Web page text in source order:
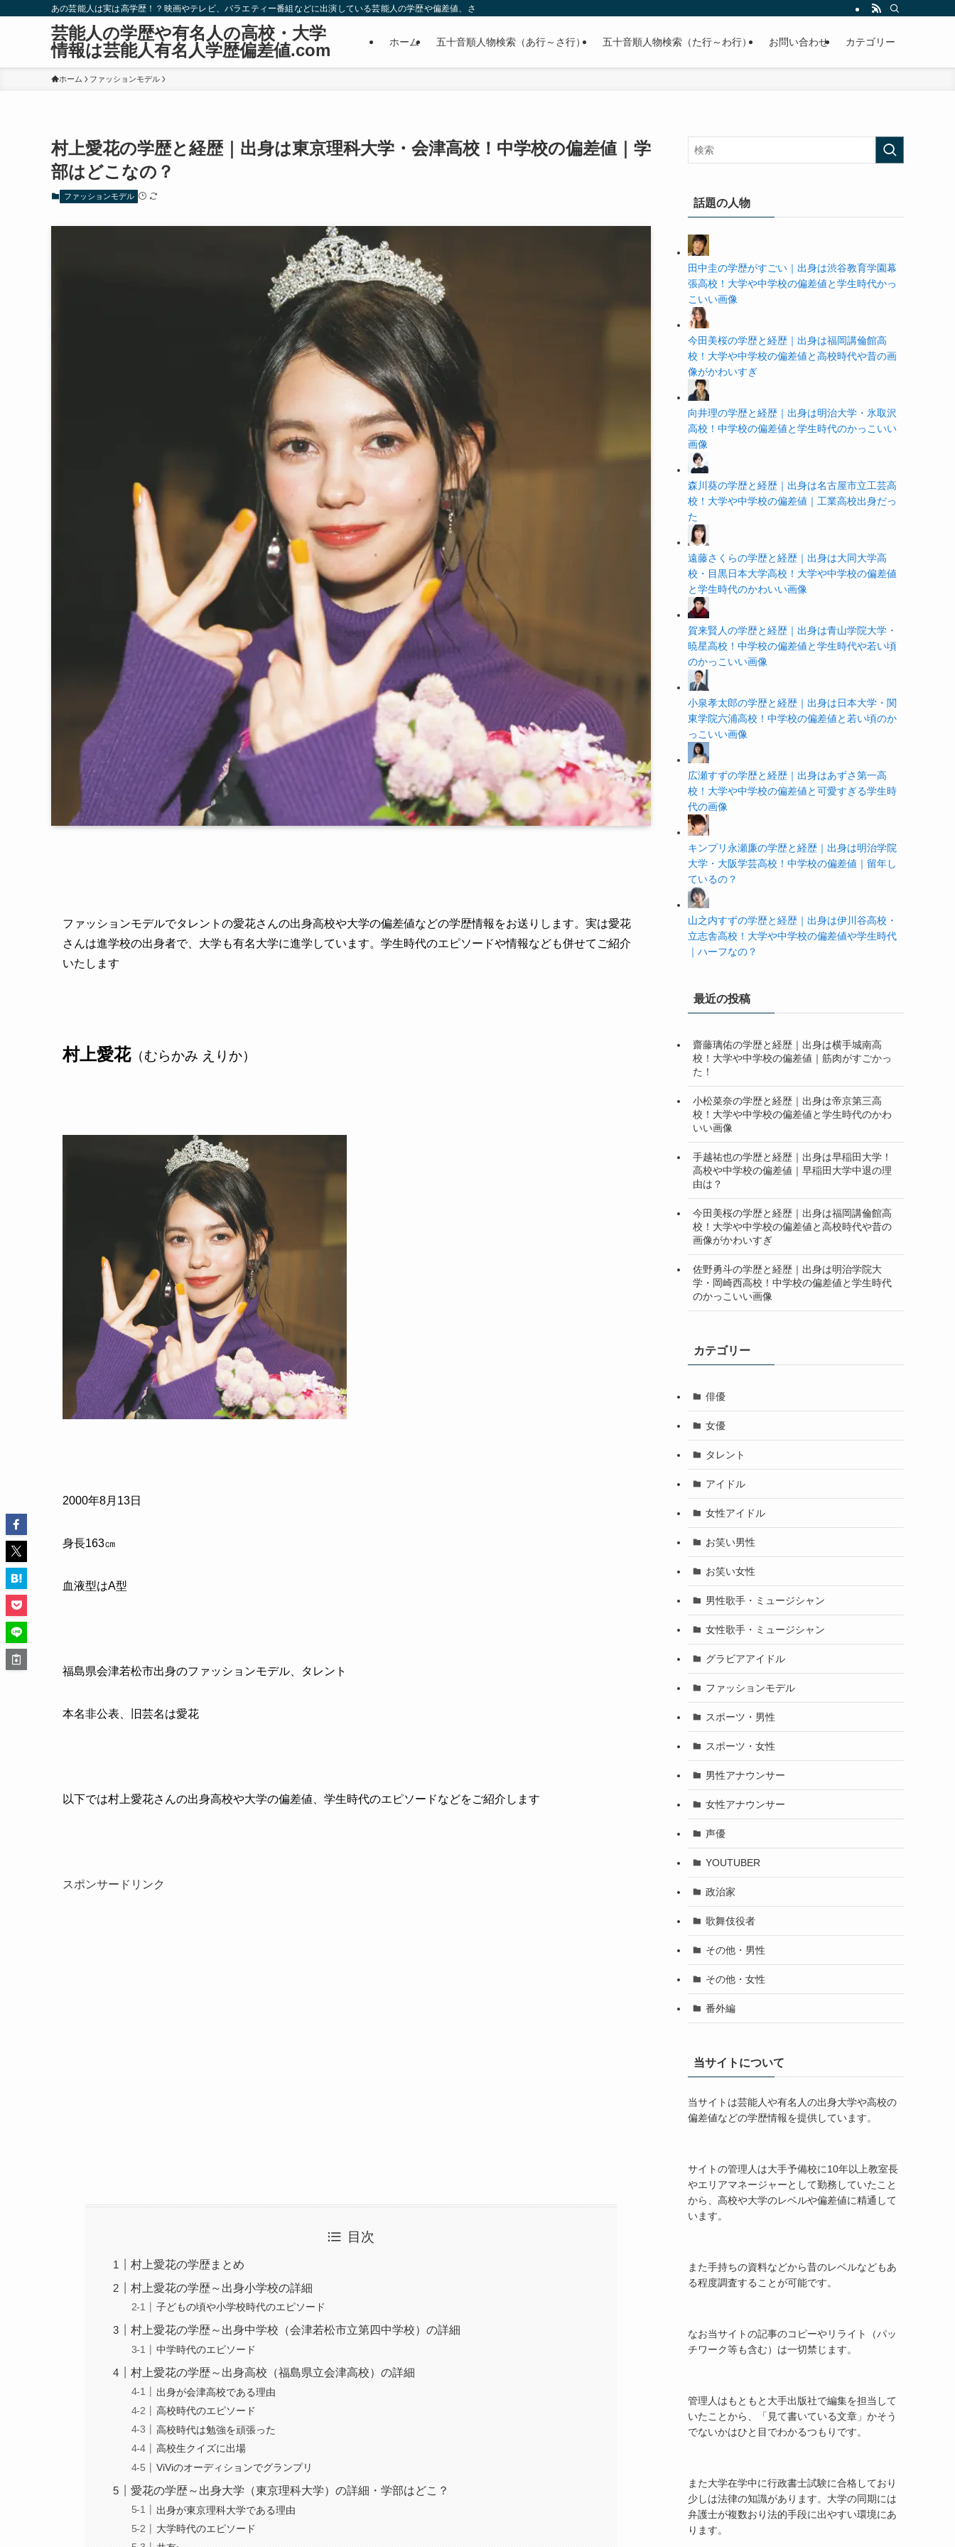
あの芸能人は実は高学歴！？映画やテレビ、バラエティー番組などに出演している芸能人の学歴や偏差値、さらに政治家やスポーツ選手などの有名人の学歴や高校・大学の偏差値まで紹介していきます。
芸能人の学歴や有名人の高校・大学
情報は芸能人有名人学歴偏差値.com
ホーム 五十音順人物検索（あ行～さ行） 五十音順人物検索（た行～わ行） お問い合わせ カテゴリー
ホーム ファッションモデル
村上愛花の学歴と経歴｜出身は東京理科大学・会津高校！中学校の偏差値｜学
部はどこなの？
ファッションモデル
ファッションモデルでタレントの愛花さんの出身高校や大学の偏差値などの学歴情報をお送りします。実は愛花
さんは進学校の出身者で、大学も有名大学に進学しています。学生時代のエピソードや情報なども併せてご紹介
いたします
村上愛花（むらかみ えりか）
2000年8月13日
身長163㎝
血液型はA型
福島県会津若松市出身のファッションモデル、タレント
本名非公表、旧芸名は愛花
以下では村上愛花さんの出身高校や大学の偏差値、学生時代のエピソードなどをご紹介します
スポンサードリンク
目次
村上愛花の学歴まとめ
村上愛花の学歴～出身小学校の詳細
子どもの頃や小学校時代のエピソード
村上愛花の学歴～出身中学校（会津若松市立第四中学校）の詳細
中学時代のエピソード
村上愛花の学歴～出身高校（福島県立会津高校）の詳細
出身が会津高校である理由
高校時代のエピソード
高校時代は勉強を頑張った
高校生クイズに出場
ViViのオーディションでグランプリ
愛花の学歴～出身大学（東京理科大学）の詳細・学部はどこ？
出身が東京理科大学である理由
大学時代のエピソード
話題の人物
田中圭の学歴がすごい｜出身は渋谷教育学園幕
張高校！大学や中学校の偏差値と学生時代かっ
こいい画像
今田美桜の学歴と経歴｜出身は福岡講倫館高
校！大学や中学校の偏差値と高校時代や昔の画
像がかわいすぎ
向井理の学歴と経歴｜出身は明治大学・氷取沢
高校！中学校の偏差値と学生時代のかっこいい
画像
森川葵の学歴と経歴｜出身は名古屋市立工芸高
校！大学や中学校の偏差値｜工業高校出身だっ
た
遠藤さくらの学歴と経歴｜出身は大同大学高
校・目黒日本大学高校！大学や中学校の偏差値
と学生時代のかわいい画像
賀来賢人の学歴と経歴｜出身は青山学院大学・
暁星高校！中学校の偏差値と学生時代や若い頃
のかっこいい画像
小泉孝太郎の学歴と経歴｜出身は日本大学・関
東学院六浦高校！中学校の偏差値と若い頃のか
っこいい画像
広瀬すずの学歴と経歴｜出身はあずさ第一高
校！大学や中学校の偏差値と可愛すぎる学生時
代の画像
キンプリ永瀬廉の学歴と経歴｜出身は明治学院
大学・大阪学芸高校！中学校の偏差値｜留年し
ているの？
山之内すずの学歴と経歴｜出身は伊川谷高校・
立志舎高校！大学や中学校の偏差値や学生時代
｜ハーフなの？
最近の投稿
齋藤璃佑の学歴と経歴｜出身は横手城南高
校！大学や中学校の偏差値｜筋肉がすごかっ
た！
小松菜奈の学歴と経歴｜出身は帝京第三高
校！大学や中学校の偏差値と学生時代のかわ
いい画像
手越祐也の学歴と経歴｜出身は早稲田大学！
高校や中学校の偏差値｜早稲田大学中退の理
由は？
今田美桜の学歴と経歴｜出身は福岡講倫館高
校！大学や中学校の偏差値と高校時代や昔の
画像がかわいすぎ
佐野勇斗の学歴と経歴｜出身は明治学院大
学・岡崎西高校！中学校の偏差値と学生時代
のかっこいい画像
カテゴリー
俳優
女優
タレント
アイドル
女性アイドル
お笑い男性
お笑い女性
男性歌手・ミュージシャン
女性歌手・ミュージシャン
グラビアアイドル
ファッションモデル
スポーツ・男性
スポーツ・女性
男性アナウンサー
女性アナウンサー
声優
YOUTUBER
政治家
歌舞伎役者
その他・男性
その他・女性
番外編
当サイトについて
当サイトは芸能人や有名人の出身大学や高校の
偏差値などの学歴情報を提供しています。
サイトの管理人は大手予備校に10年以上教室長
やエリアマネージャーとして勤務していたこと
から、高校や大学のレベルや偏差値に精通して
います。
また手持ちの資料などから昔のレベルなどもあ
る程度調査することが可能です。
なお当サイトの記事のコピーやリライト（パッ
チワーク等も含む）は一切禁じます。
管理人はもともと大手出版社で編集を担当して
いたことから、「見て書いている文章」かそう
でないかはひと目でわかるつもりです。
また大学在学中に行政書士試験に合格しており
少しは法律の知識があります。大学の同期には
弁護士が複数おり法的手段に出やすい環境にあ
ります。